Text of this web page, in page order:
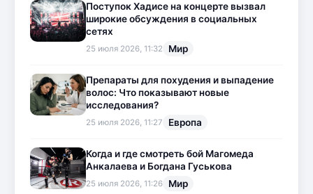
Поступок Хадисе на концерте вызвал
широкие обсуждения в социальных
сетях
25 июля 2026, 11:32 Мир
Препараты для похудения и выпадение
волос: Что показывают новые
исследования?
25 июля 2026, 11:27 Европа
Когда и где смотреть бой Магомеда
Анкалаева и Богдана Гуськова
25 июля 2026, 11:26 Мир